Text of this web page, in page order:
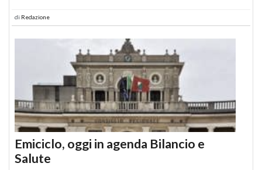
di Redazione
Emiciclo, oggi in agenda Bilancio e
Salute